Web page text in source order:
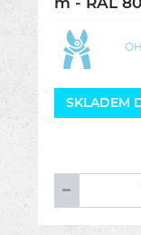
SKLADEM